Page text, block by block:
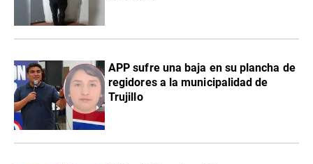
APP sufre una baja en su plancha de
regidores a la municipalidad de
Trujillo